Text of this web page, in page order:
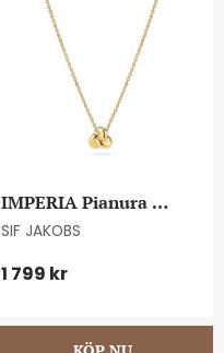
IMPERIA Pianura
piccolo necklace
SIF JAKOBS
1 799 kr